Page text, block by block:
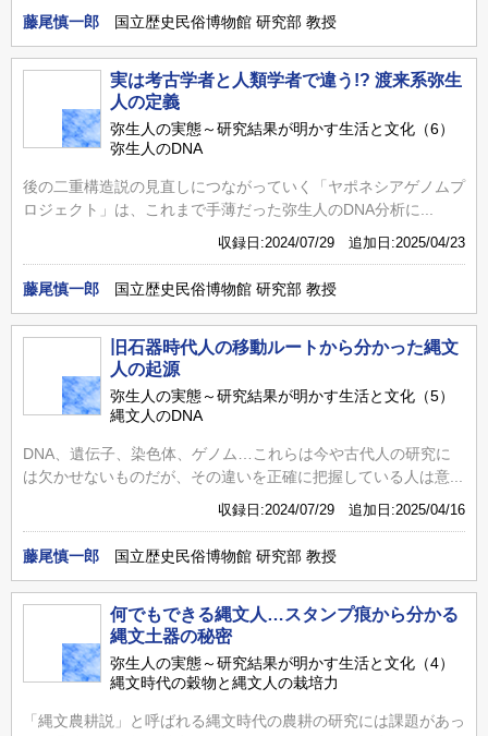
藤尾慎一郎 国立歴史民俗博物館 研究部 教授
実は考古学者と人類学者で違う!? 渡来系弥生
人の定義
弥生人の実態～研究結果が明かす生活と文化（6）
弥生人のDNA
後の二重構造説の見直しにつながっていく「ヤポネシアゲノムプ
ロジェクト」は、これまで手薄だった弥生人のDNA分析に...
収録日:2024/07/29 追加日:2025/04/23
藤尾慎一郎 国立歴史民俗博物館 研究部 教授
旧石器時代人の移動ルートから分かった縄文
人の起源
弥生人の実態～研究結果が明かす生活と文化（5）
縄文人のDNA
DNA、遺伝子、染色体、ゲノム…これらは今や古代人の研究に
は欠かせないものだが、その違いを正確に把握している人は意...
収録日:2024/07/29 追加日:2025/04/16
藤尾慎一郎 国立歴史民俗博物館 研究部 教授
何でもできる縄文人…スタンプ痕から分かる
縄文土器の秘密
弥生人の実態～研究結果が明かす生活と文化（4）
縄文時代の穀物と縄文人の栽培力
「縄文農耕説」と呼ばれる縄文時代の農耕の研究には課題があっ